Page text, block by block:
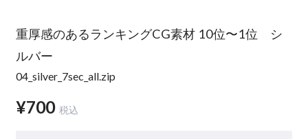
重厚感のあるランキングCG素材 10位〜1位 シ
ルバー
04_silver_7sec_all.zip
¥700 税込